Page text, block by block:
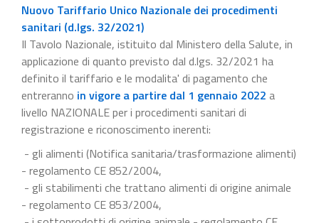
Nuovo Tariffario Unico Nazionale dei procedimenti
sanitari (d.lgs. 32/2021)
Il Tavolo Nazionale, istituito dal Ministero della Salute, in
applicazione di quanto previsto dal d.lgs. 32/2021 ha
definito il tariffario e le modalita' di pagamento che
entreranno in vigore a partire dal 1 gennaio 2022 a
livello NAZIONALE per i procedimenti sanitari di
registrazione e riconoscimento inerenti:
- gli alimenti (Notifica sanitaria/trasformazione alimenti)
- regolamento CE 852/2004,
- gli stabilimenti che trattano alimenti di origine animale
- regolamento CE 853/2004,